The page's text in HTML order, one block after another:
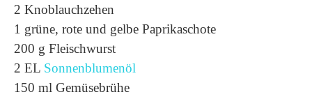
2 Knoblauchzehen
1 grüne, rote und gelbe Paprikaschote
200 g Fleischwurst
2 EL Sonnenblumenöl
150 ml Gemüsebrühe